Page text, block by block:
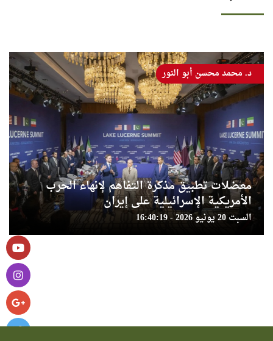
معضلات تطبيق مذكرة التفاهم لإنهاء الحرب
الأمريكية الإسرائيلية على إيران
السبت 20 يونيو 2026 - 16:40:19
د. محمد محسن أبو النور